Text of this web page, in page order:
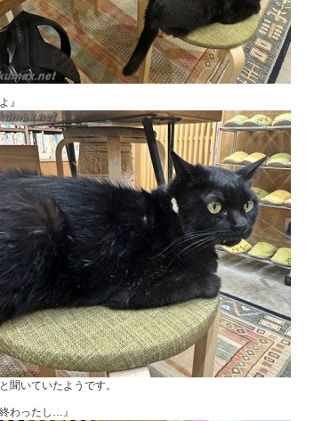
』
聞いていたようです。
わったし…』